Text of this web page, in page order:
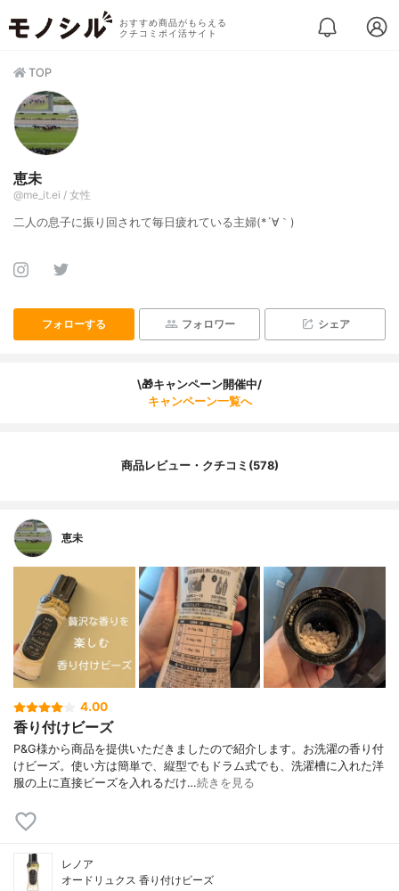
おすすめ商品がもらえる
クチコミポイ活サイト
TOP
恵未
@me_it.ei / 女性
二人の息子に振り回されて毎日疲れている主婦(*´∀｀)
フォローする フォロワー シェア
\🎁キャンペーン開催中/
キャンペーン一覧へ
商品レビュー・クチコミ(578)
恵未
4.00
香り付けビーズ
P&G様から商品を提供いただきましたので紹介します。お洗濯の香り付
けビーズ。使い方は簡単で、縦型でもドラム式でも、洗濯槽に入れた洋
服の上に直接ビーズを入れるだけ…続きを見る
レノア
オードリュクス 香り付けビーズ